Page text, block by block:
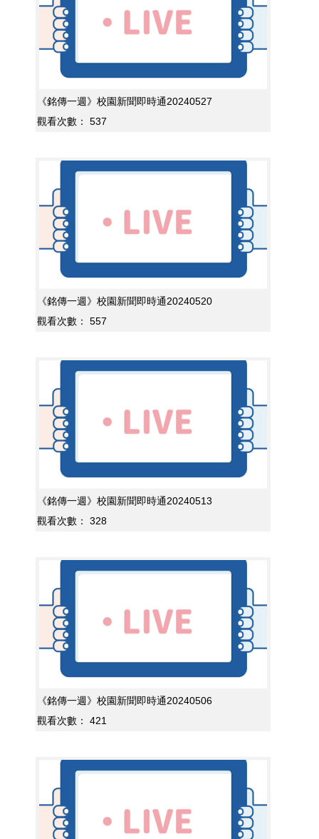
《銘傳一週》校園新聞即時通20240527
觀看次數：
537
《銘傳一週》校園新聞即時通20240520
觀看次數：
557
《銘傳一週》校園新聞即時通20240513
觀看次數：
328
《銘傳一週》校園新聞即時通20240506
觀看次數：
421